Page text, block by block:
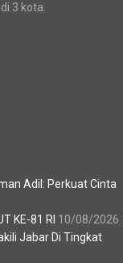
3 kota.
Adil: Perkuat Cinta
KE-81 RI 10/08/2026
Jabar Di Tingkat